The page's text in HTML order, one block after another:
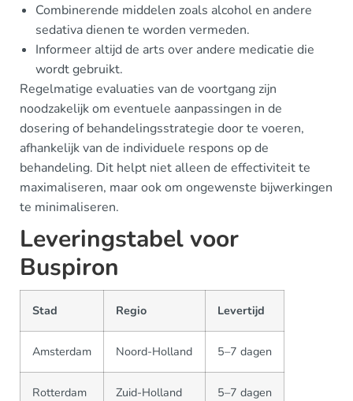
Combinerende middelen zoals alcohol en andere
sedativa dienen te worden vermeden.
Informeer altijd de arts over andere medicatie die
wordt gebruikt.
Regelmatige evaluaties van de voortgang zijn
noodzakelijk om eventuele aanpassingen in de
dosering of behandelingsstrategie door te voeren,
afhankelijk van de individuele respons op de
behandeling. Dit helpt niet alleen de effectiviteit te
maximaliseren, maar ook om ongewenste bijwerkingen
te minimaliseren.
Leveringstabel voor
Buspiron
Stad Regio Levertijd
Amsterdam Noord-Holland 5–7 dagen
Rotterdam Zuid-Holland 5–7 dagen